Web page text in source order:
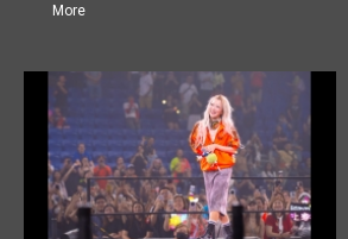
More